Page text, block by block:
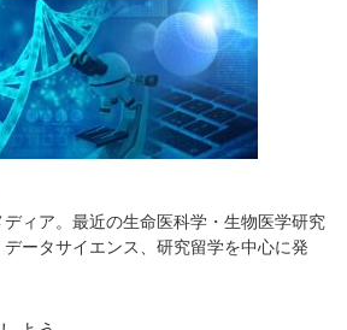
ィア。最近の生命医科学・生物医学研究
ータサイエンス、研究留学を中心に発